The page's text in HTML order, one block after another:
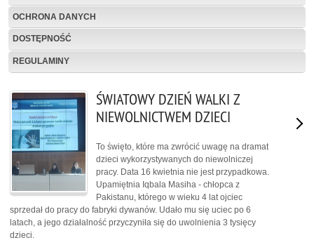
OCHRONA DANYCH
DOSTĘPNOŚĆ
REGULAMINY
ŚWIATOWY DZIEŃ WALKI Z
NIEWOLNICTWEM DZIECI
To święto, które ma zwrócić uwagę na dramat
dzieci wykorzystywanych do niewolniczej
pracy. Data 16 kwietnia nie jest przypadkowa.
Upamiętnia Iqbala Masiha - chłopca z
Pakistanu, którego w wieku 4 lat ojciec
sprzedał do pracy do fabryki dywanów. Udało mu się uciec po 6
latach, a jego działalność przyczyniła się do uwolnienia 3 tysięcy
dzieci.